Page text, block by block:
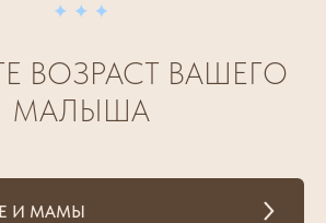
ВОЗРАСТ ВАШЕГО
МАЛЫША
И МАМЫ